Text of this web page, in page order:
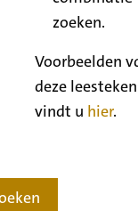
zoeken.
Voorbeelden
deze
vindt u hier.